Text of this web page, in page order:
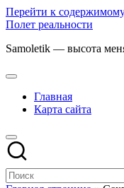
Перейти к
Полет реальности
Samoletik — высота
Главная
Карта сайта